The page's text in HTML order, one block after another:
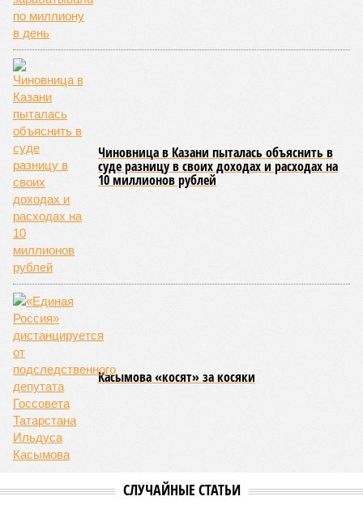
еду остаётся низким. Выходом может стать премиальный
ресторанный сегмент, специализированное питание или
экспорт замороженного сырья для косметологии и
фармацевтики, где активно используется муцин, а также
БАДы.
Серьёзным барьером являются жёсткие требования КНР к
сертификации, регистрация в GACC и дорогая логистика:
ввоз живых улиток запрещён, а доставка заморозки
требует непрерывной холодовой цепи. Основной
проблемой Матвеев также назвал поиск надёжного
дистрибьютора.
Ранее сообщалось, что на фоне продления Россией и
Китаем безвизового режима до конца 2027 года и
переориентации туристических потоков из-за конфликта на
Ближнем Востоке Республика Татарстан
наращиваетусилия по привлечению гостей из
Поднебесной, адаптируя под них инфраструктуру и сервис.
Праздничной
подсветкой украсят
казанскую
телебашню в честь
25-летия РТРС
КОММЕНТАРИИ 0